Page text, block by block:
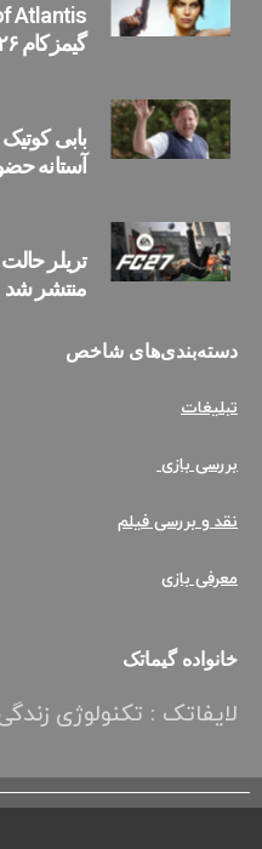
گیمزکام ۲۰۲۶ دموی قابل‌بازی ندارد
بابی
آستانه
منتشر شد
دسته‌بندی‌های شاخص
تبلیغات
بررسی بازی
نقد و بررسی فیلم
معرفی بازی
خانواده گیماتک
لایفاتک : تکنولوژی